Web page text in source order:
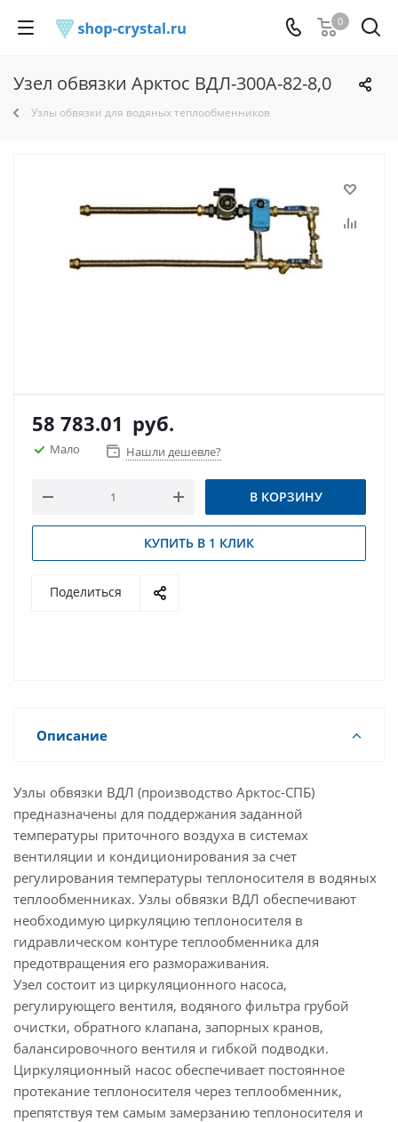
0
Узел обвязки Арктос ВДЛ-300А-82-8,0
Узлы обвязки для водяных теплообменников
58 783.01 руб.
Мало Нашли дешевле?
В КОРЗИНУ
КУПИТЬ В 1 КЛИК
Поделиться
Описание
Узлы обвязки ВДЛ (производство Арктос-СПБ)
предназначены для поддержания заданной
температуры приточного воздуха в системах
вентиляции и кондиционирования за счет
регулирования температуры теплоносителя в водяных
теплообменниках. Узлы обвязки ВДЛ обеспечивают
необходимую циркуляцию теплоносителя в
гидравлическом контуре теплообменника для
предотвращения его размораживания.
Узел состоит из циркуляционного насоса,
регулирующего вентиля, водяного фильтра грубой
очистки, обратного клапана, запорных кранов,
балансировочного вентиля и гибкой подводки.
Циркуляционный насос обеспечивает постоянное
протекание теплоносителя через теплообменник,
препятствуя тем самым замерзанию теплоносителя и